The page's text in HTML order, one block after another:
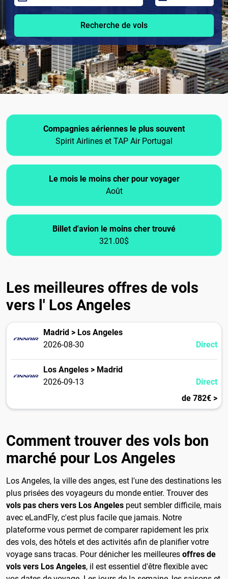
Recherche de vols
Compagnies aériennes le plus souvent
Spirit Airlines et TAP Air Portugal
Le mois le moins cher pour voyager
Août
Billet d'avion le moins cher trouvé
321.00$
Les meilleures offres de vols
vers l' Los Angeles
Madrid > Los Angeles
2026-08-30
Direct
Los Angeles > Madrid
2026-09-13
Direct
de 782€ >
Comment trouver des vols bon
marché pour Los Angeles
Los Angeles, la ville des anges, est l'une des destinations les
plus prisées des voyageurs du monde entier. Trouver des
vols pas chers vers Los Angeles peut sembler difficile, mais
avec eLandFly, c'est plus facile que jamais. Notre
plateforme vous permet de comparer rapidement les prix
des vols, des hôtels et des activités afin de planifier votre
voyage sans tracas. Pour dénicher les meilleures offres de
vols vers Los Angeles, il est essentiel d'être flexible avec